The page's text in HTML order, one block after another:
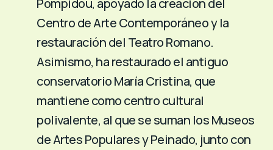
Pompidou, apoyado la creación del
Centro de Arte Contemporáneo y la
restauración del Teatro Romano.
Asimismo, ha restaurado el antiguo
conservatorio María Cristina, que
mantiene como centro cultural
polivalente, al que se suman los Museos
de Artes Populares y Peinado, junto con